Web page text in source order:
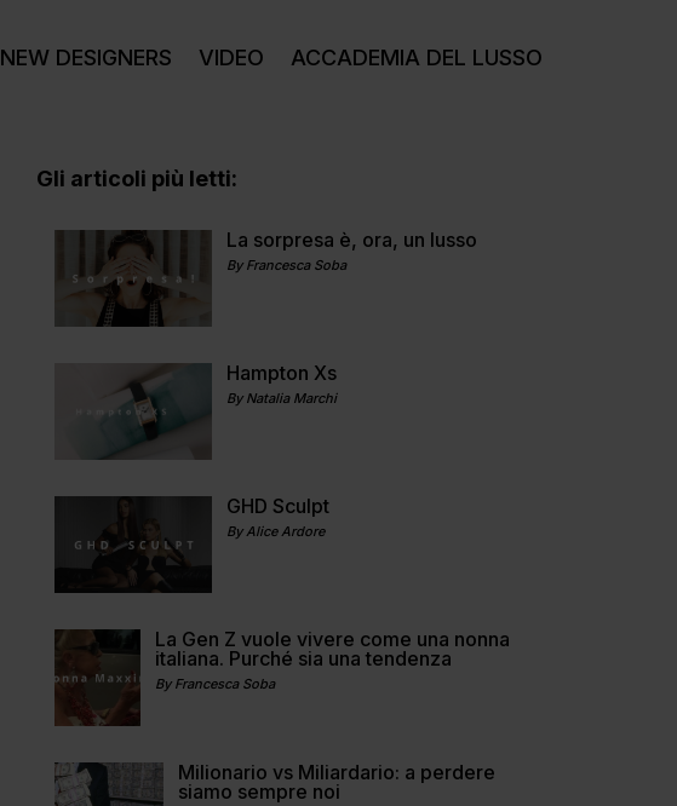
NEW DESIGNERS VIDEO ACCADEMIA DEL LUSSO
Gli articoli più letti:
La sorpresa è, ora, un lusso
By Francesca Soba
Hampton Xs
By Natalia Marchi
GHD Sculpt
By Alice Ardore
La Gen Z vuole vivere come una nonna
italiana. Purché sia una tendenza
By Francesca Soba
Milionario vs Miliardario: a perdere
siamo sempre noi